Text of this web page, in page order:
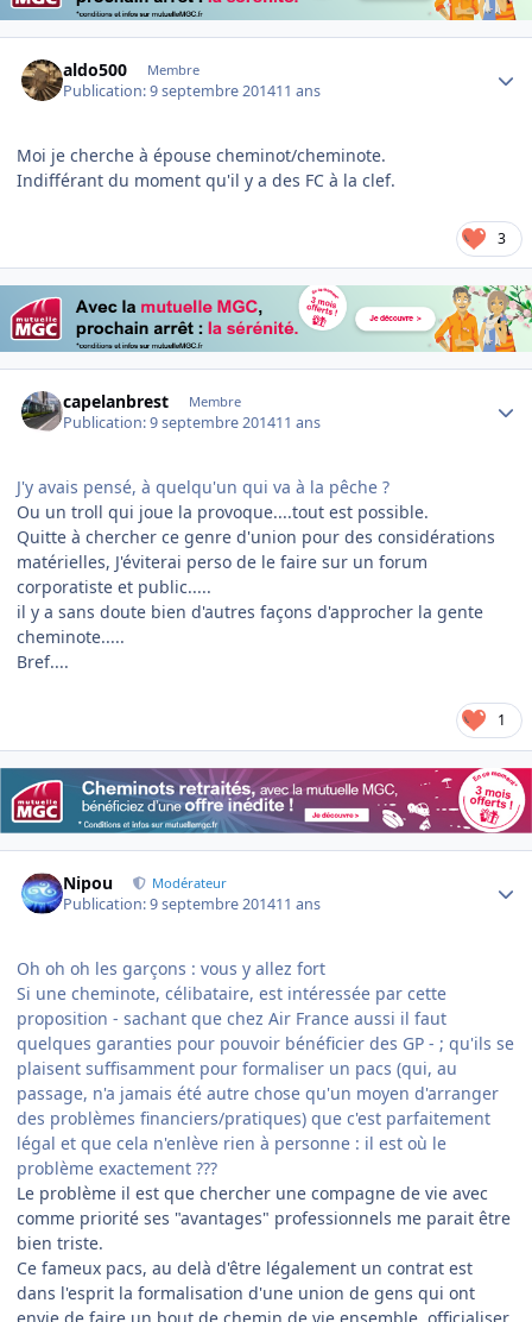
aldo500 Membre
Publication:9 septembre 201411 ans
Moi je cherche à épouse cheminot/cheminote.
Indifférant du moment qu'il y a des FC à la clef.
3
capelanbrest Membre
Publication:9 septembre 201411 ans
J'y avais pensé, à quelqu'un qui va à la pêche ?
Ou un troll qui joue la provoque....tout est possible.
Quitte à chercher ce genre d'union pour des considérations
matérielles, J'éviterai perso de le faire sur un forum
corporatiste et public.....
il y a sans doute bien d'autres façons d'approcher la gente
cheminote.....
Bref....
1
Nipou Modérateur
Publication:9 septembre 201411 ans
Oh oh oh les garçons : vous y allez fort
Si une cheminote, célibataire, est intéressée par cette
proposition - sachant que chez Air France aussi il faut
quelques garanties pour pouvoir bénéficier des GP - ; qu'ils se
plaisent suffisamment pour formaliser un pacs (qui, au
passage, n'a jamais été autre chose qu'un moyen d'arranger
des problèmes financiers/pratiques) que c'est parfaitement
légal et que cela n'enlève rien à personne : il est où le
problème exactement ???
Le problème il est que chercher une compagne de vie avec
comme priorité ses "avantages" professionnels me parait être
bien triste.
Ce fameux pacs, au delà d'être légalement un contrat est
dans l'esprit la formalisation d'une union de gens qui ont